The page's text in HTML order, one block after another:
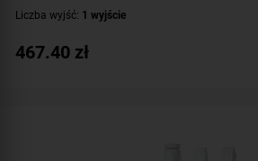
Liczba wyjść: 1 wyjście
Certyfikat:CNBOP-PIB
467.40 zł